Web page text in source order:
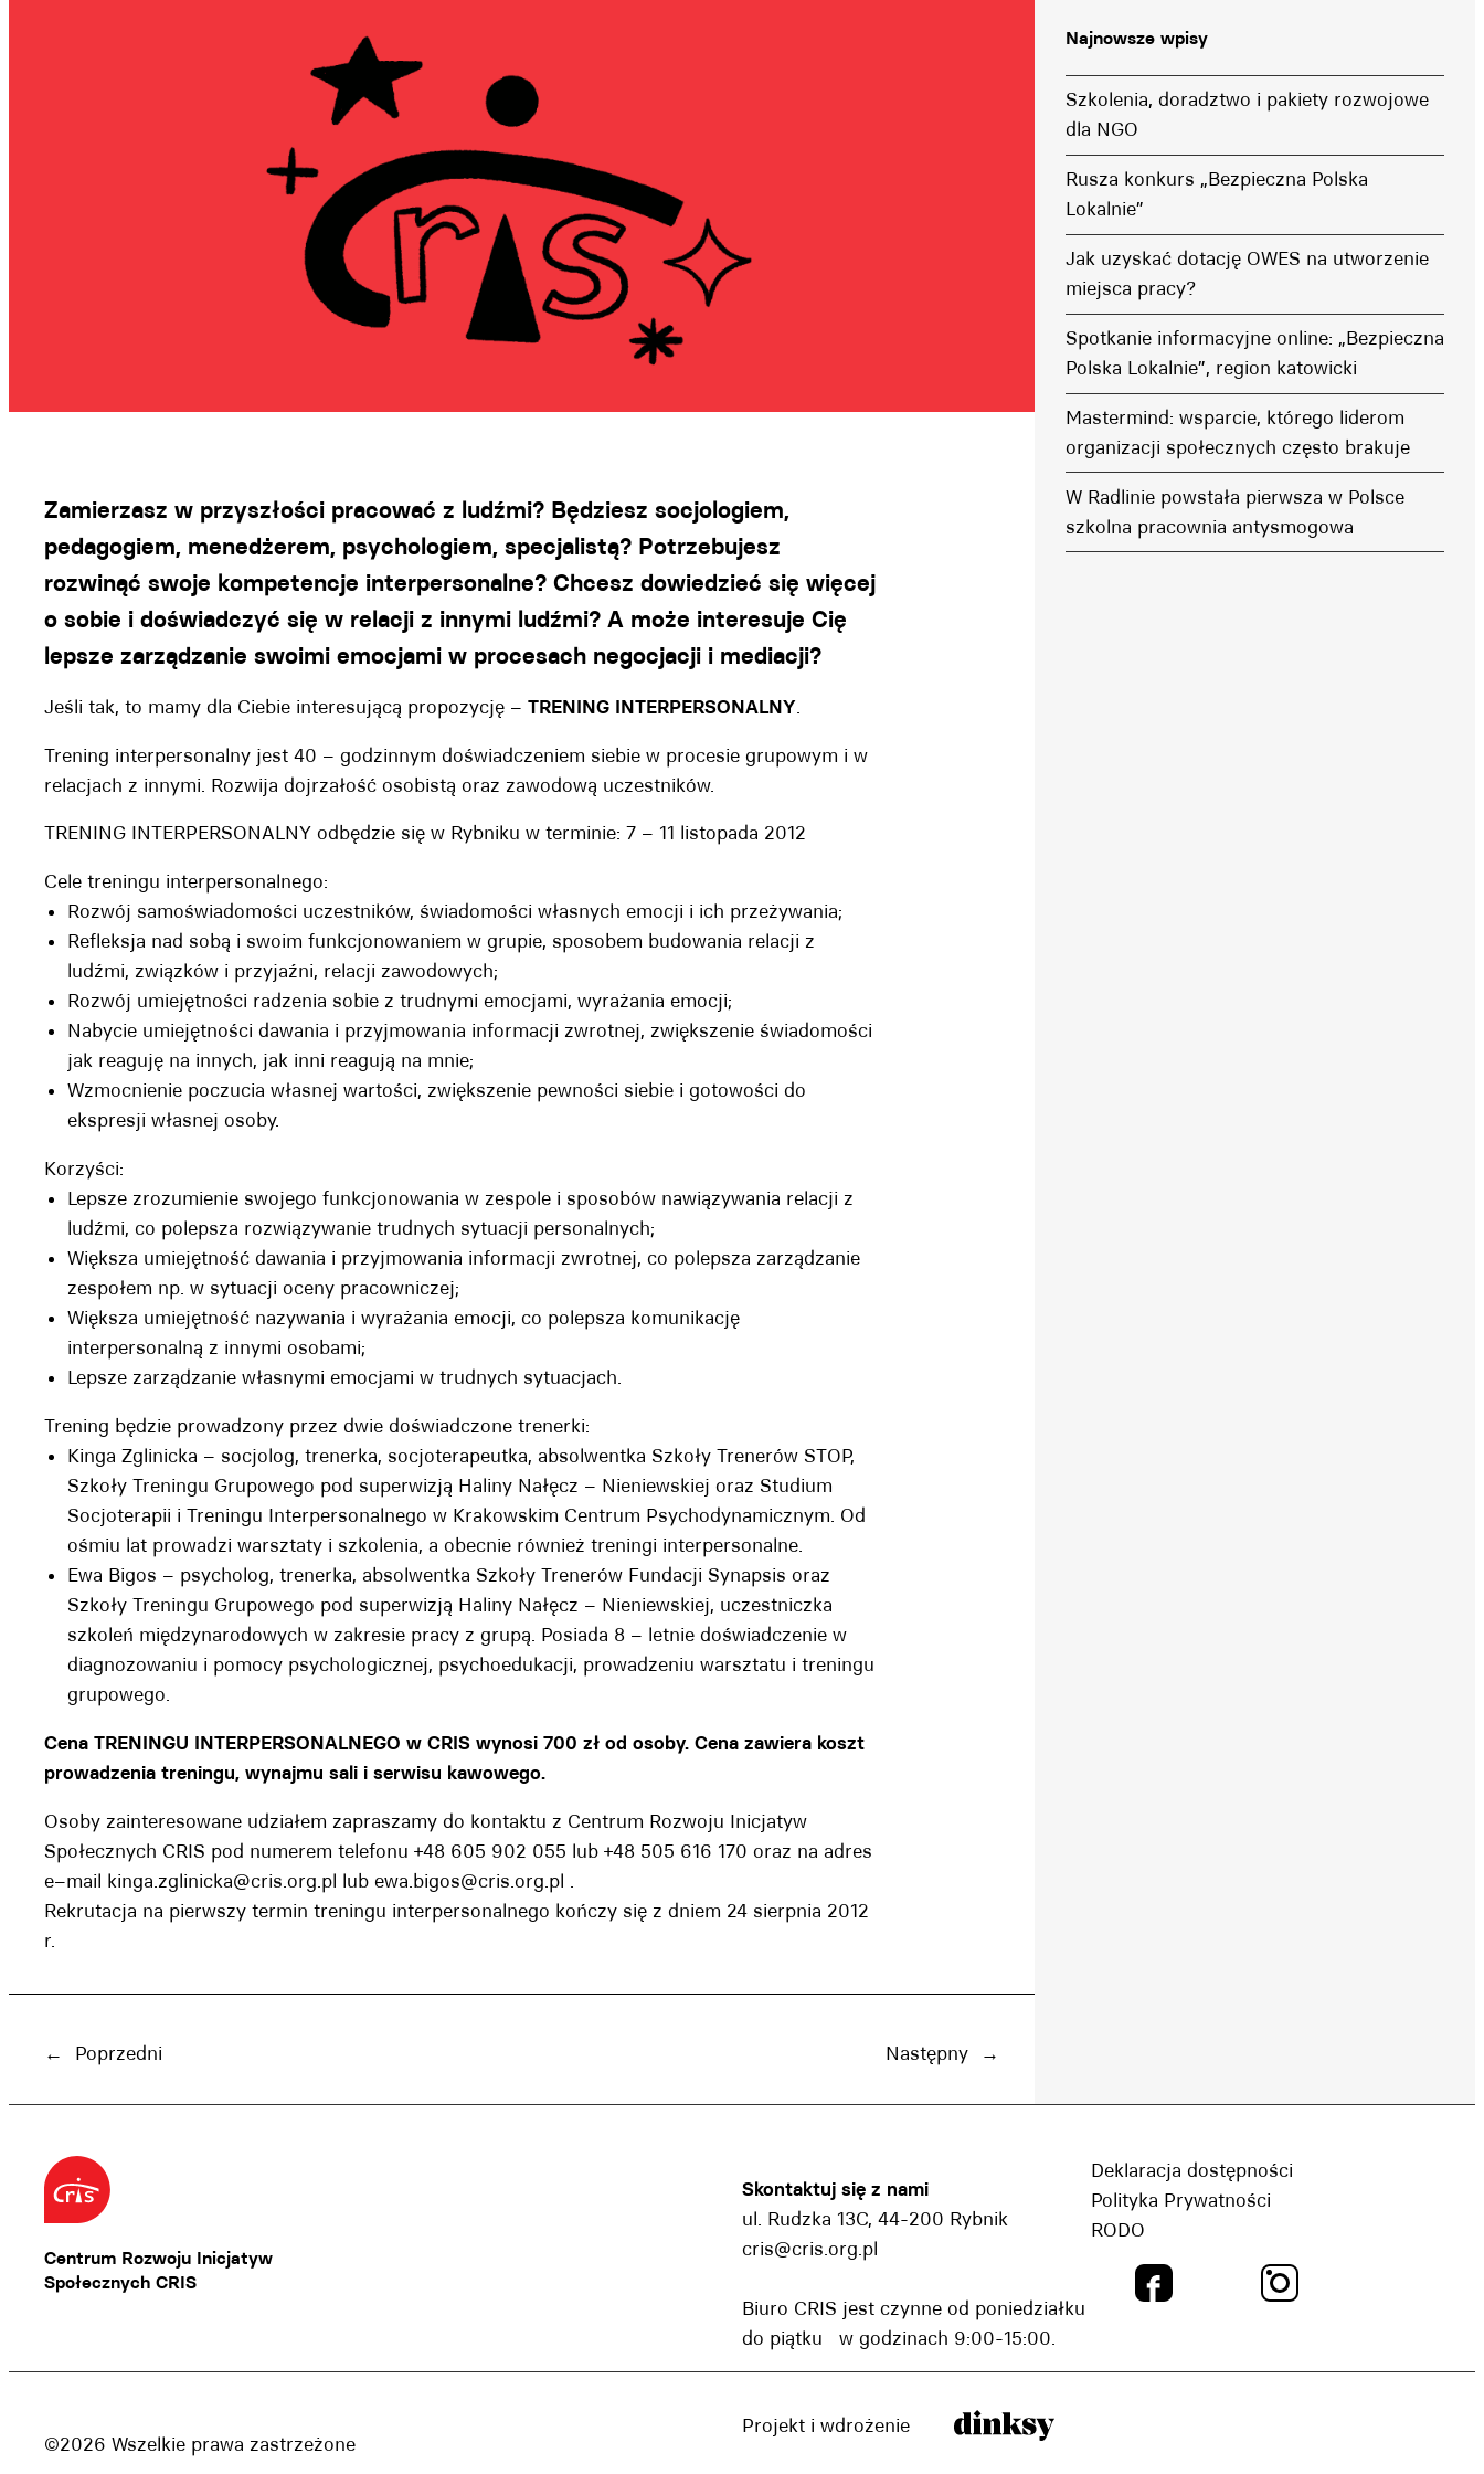
Zamierzasz w przyszłości pracować z ludźmi? Będziesz socjologiem,
pedagogiem, menedżerem, psychologiem, specjalistą? Potrzebujesz
rozwinąć swoje kompetencje interpersonalne? Chcesz dowiedzieć się więcej
o sobie i doświadczyć się w relacji z innymi ludźmi? A może interesuje Cię
lepsze zarządzanie swoimi emocjami w procesach negocjacji i mediacji?
Jeśli tak, to mamy dla Ciebie interesującą propozycję – TRENING INTERPERSONALNY
Trening interpersonalny jest 40 – godzinnym doświadczeniem siebie w procesie grupowym i w
relacjach z innymi. Rozwija dojrzałość osobistą oraz zawodową uczestników.
TRENING INTERPERSONALNY odbędzie się w Rybniku w terminie: 7 – 11 listopada 2012
Cele treningu interpersonalnego:
Rozwój samoświadomości uczestników, świadomości własnych emocji i ich przeżywania;
Refleksja nad sobą i swoim funkcjonowaniem w grupie, sposobem budowania relacji z
ludźmi, związków i przyjaźni, relacji zawodowych;
Rozwój umiejętności radzenia sobie z trudnymi emocjami, wyrażania emocji;
Nabycie umiejętności dawania i przyjmowania informacji zwrotnej, zwiększenie świadomości
jak reaguję na innych, jak inni reagują na mnie;
Wzmocnienie poczucia własnej wartości, zwiększenie pewności siebie i gotowości do
ekspresji własnej osoby.
Korzyści:
Lepsze zrozumienie swojego funkcjonowania w zespole i sposobów nawiązywania relacji z
ludźmi, co polepsza rozwiązywanie trudnych sytuacji personalnych;
Większa umiejętność dawania i przyjmowania informacji zwrotnej, co polepsza zarządzanie
zespołem np. w sytuacji oceny pracowniczej;
Większa umiejętność nazywania i wyrażania emocji, co polepsza komunikację
interpersonalną z innymi osobami;
Lepsze zarządzanie własnymi emocjami w trudnych sytuacjach.
Trening będzie prowadzony przez dwie doświadczone trenerki:
Kinga Zglinicka – socjolog, trenerka, socjoterapeutka, absolwentka Szkoły Trenerów STOP,
Szkoły Treningu Grupowego pod superwizją Haliny Nałęcz – Nieniewskiej oraz Studium
Socjoterapii i Treningu Interpersonalnego w Krakowskim Centrum Psychodynamicznym. Od
ośmiu lat prowadzi warsztaty i szkolenia, a obecnie również treningi interpersonalne.
Ewa Bigos – psycholog, trenerka, absolwentka Szkoły Trenerów Fundacji Synapsis oraz
Szkoły Treningu Grupowego pod superwizją Haliny Nałęcz – Nieniewskiej, uczestniczka
szkoleń międzynarodowych w zakresie pracy z grupą. Posiada 8 – letnie doświadczenie w
diagnozowaniu i pomocy psychologicznej, psychoedukacji, prowadzeniu warsztatu i treningu
grupowego.
Cena TRENINGU INTERPERSONALNEGO w CRIS wynosi 700 zł od osoby. Cena zawiera koszt
prowadzenia treningu, wynajmu sali i serwisu kawowego.
Osoby zainteresowane udziałem zapraszamy do kontaktu z Centrum Rozwoju Inicjatyw
Społecznych CRIS pod numerem telefonu +48 605 902 055 lub +48 505 616 170 oraz na adres
e–mail kinga.zglinicka@cris.org.pl lub ewa.bigos@cris.org.pl .
Rekrutacja na pierwszy termin treningu interpersonalnego kończy się z dniem 24 sierpnia 2012
r.
← Poprzedni Następny →
Najnowsze wpisy
Szkolenia, doradztwo i pakiety rozwojowe
dla NGO
Rusza konkurs „Bezpieczna Polska
Lokalnie”
Jak uzyskać dotację OWES na utworzenie
miejsca pracy?
Spotkanie informacyjne online: „Bezpieczna
Polska Lokalnie”, region katowicki
Mastermind: wsparcie, którego liderom
organizacji społecznych często brakuje
W Radlinie powstała pierwsza w Polsce
szkolna pracownia antysmogowa
Centrum Rozwoju Inicjatyw
Społecznych CRIS
Skontaktuj się z nami
ul. Rudzka 13C, 44-200 Rybnik
cris@cris.org.pl
Biuro CRIS jest czynne od poniedziałku
do piątku w godzinach 9:00-15:00.
Deklaracja dostępności
Polityka Prywatności
RODO
©2026 Wszelkie prawa zastrzeżone
Projekt i wdrożenie